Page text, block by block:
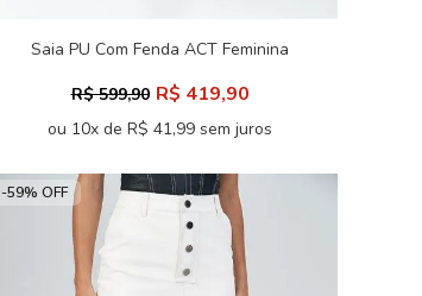
Saia PU Com Fenda ACT Feminina
R$ 599,90 R$ 419,90
ou 10x de R$ 41,99 sem juros
-59% OFF